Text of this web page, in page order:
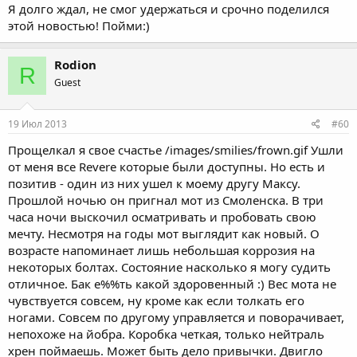
Я долго ждал, не смог удержаться и срочно поделился
этой новостью! Пойми:)
R Rodion
Guest
19 Июл 2013 #60
Прощелкал я свое счастье /images/smilies/frown.gif Ушли
от меня все Revere которые были доступны. Но есть и
позитив - один из них ушел к моему другу Максу.
Прошлой ночью он пригнал мот из Смоленска. В три
часа ночи выскочил осматривать и пробовать свою
мечту. Несмотря на годы мот выглядит как новый. О
возрасте напоминает лишь небольшая коррозия на
некоторых болтах. Состояние насколько я могу судить
отличное. Бак е%%ть какой здоровенный :) Вес мота не
чувствуется совсем, ну кроме как если толкать его
ногами. Совсем по другому управляется и поворачивает,
непохоже на йобра. Коробка четкая, только нейтраль
хрен поймаешь. Может быть дело привычки. Двигло